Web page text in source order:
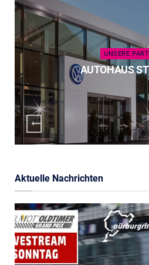
UNSERE
AUTOHAUS
Aktuelle Nachrichten